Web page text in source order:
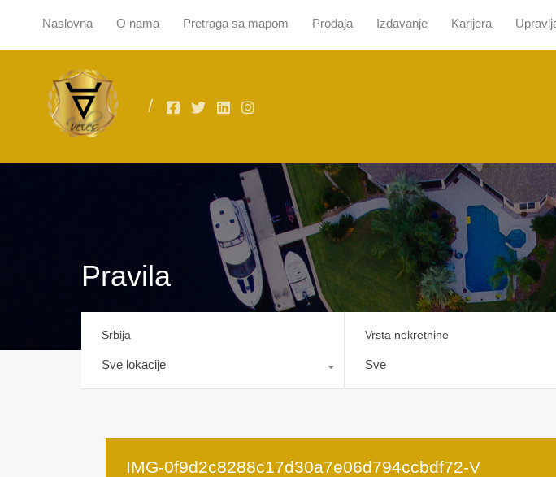
Naslovna O nama Pretraga sa mapom
Naslovna O nama Pretraga sa mapom Prodaja Izdavanje Karijera
Pravila
Srbija
Sve lokacije
Vrsta nekretnine
Sve
IMG-0f9d2c8288c17d30a7e06d794ccbdf72-V